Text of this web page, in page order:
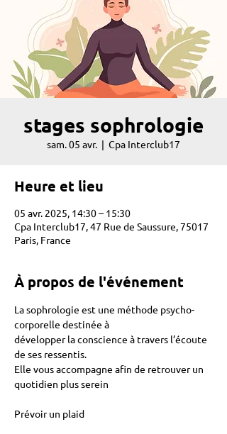
stages sophrologie
sam. 05 avr.
  |
Cpa Interclub17
Heure et lieu
05 avr. 2025, 14:30 – 15:30
Cpa Interclub17, 47 Rue de Saussure, 75017
Paris, France
À propos de l'événement
La sophrologie est une méthode psycho-
corporelle destinée à
développer la conscience à travers l’écoute
de ses ressentis.
Elle vous accompagne afin de retrouver un
quotidien plus serein
Prévoir un plaid